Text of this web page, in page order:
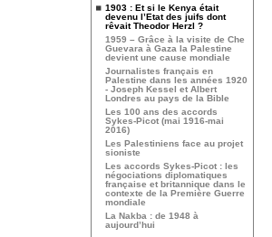
1903 : Et si le Kenya était
devenu l’Etat des juifs dont
rêvait Theodor Herzl ?
1959 – Grâce à la visite de Che
Guevara à Gaza la Palestine
devient une cause mondiale
Journalistes français en
Palestine dans les années 1920
- Joseph Kessel et Albert
Londres au pays de la Bible
Les 100 ans des accords
Sykes-Picot (mai 1916-mai
2016)
Les Palestiniens face au projet
sioniste
Les accords Sykes-Picot : les
négociations diplomatiques
française et britannique dans le
contexte de la Première Guerre
mondiale
La Nakba : de 1948 à
aujourd’hui